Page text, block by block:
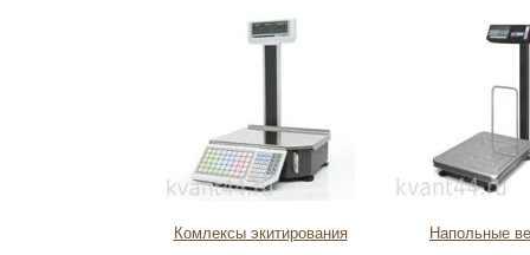
Комлексы экитирования Напольные